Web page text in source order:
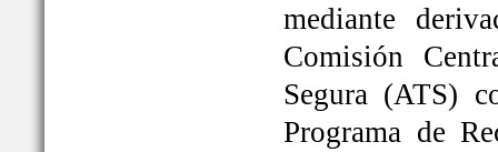
mediante
Comisión
Segura (ATS)
Programa de